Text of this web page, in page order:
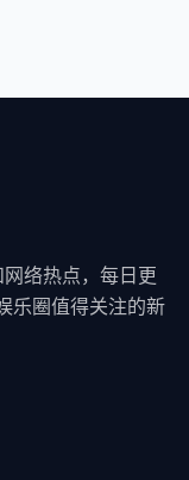
络热点，每日更
乐圈值得关注的新